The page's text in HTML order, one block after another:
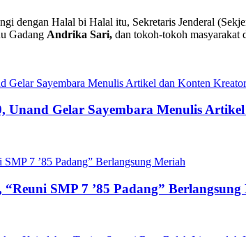
dengan Halal bi Halal itu, Sekretaris Jenderal
Gadang Andrika Sari, dan tokoh-tokoh masyarakat
Unand Gelar Sayembara Menulis
SMP 7 ’85 Padang”